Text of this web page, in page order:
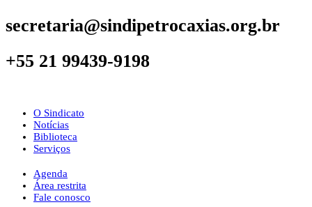
secretaria@sindipetrocaxias.org.br
+55 21 99439-9198
O Sindicato
Notícias
Biblioteca
Serviços
Agenda
Área restrita
Fale conosco